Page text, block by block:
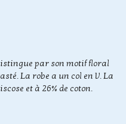
par son motif floral
La robe a un col en V. La
et à 26% de coton.